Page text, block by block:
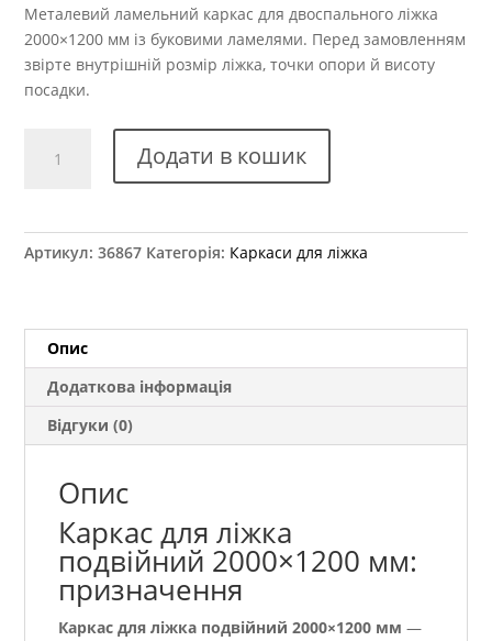
Металевий ламельний каркас для двоспального ліжка
2000×1200 мм із буковими ламелями. Перед замовленням
звірте внутрішній розмір ліжка, точки опори й висоту
посадки.
мм
Додати в кошик
Артикул:36867 Категорія: Каркаси для ліжка
Опис
Додаткова інформація
Відгуки (0)
Опис
Каркас для ліжка
подвійний 2000×1200 мм:
призначення
Каркас для ліжка подвійний 2000×1200 мм —